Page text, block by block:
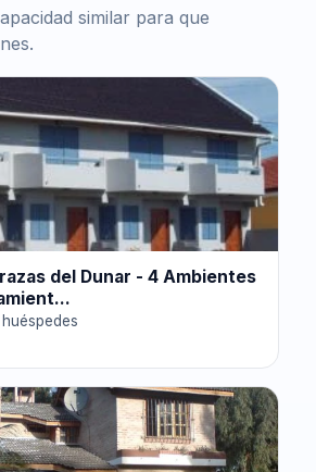
similar para que
del Dunar - 4 Ambientes